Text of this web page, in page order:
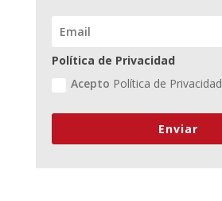
Política de Privacidad
Acepto Política de Privacidad
Enviar